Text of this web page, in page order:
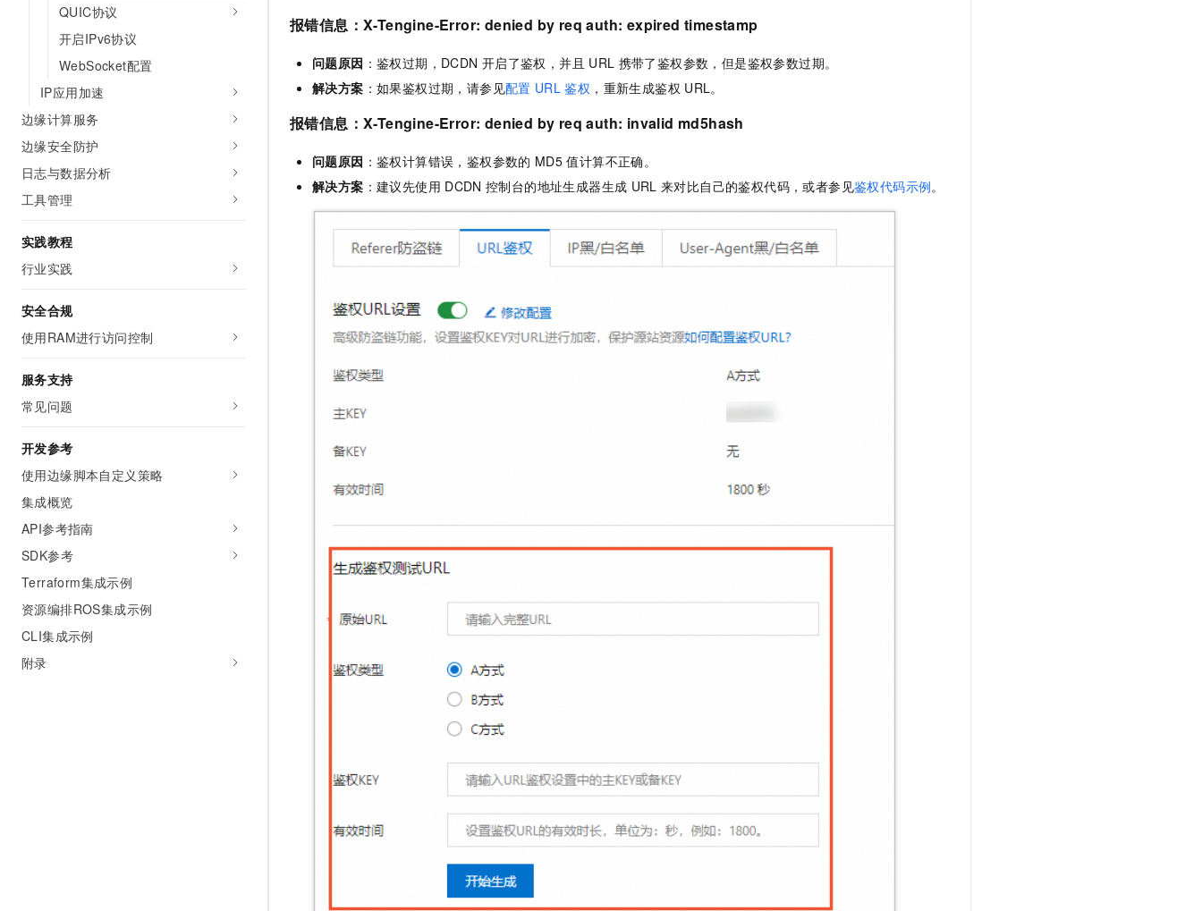
QUIC协议
开启IPv6协议
WebSocket配置
IP应用加速
边缘计算服务
边缘安全防护
日志与数据分析
工具管理
实践教程
行业实践
安全合规
使用RAM进行访问控制
服务支持
常见问题
开发参考
使用边缘脚本自定义策略
集成概览
API参考指南
SDK参考
Terraform集成示例
资源编排ROS集成示例
CLI集成示例
附录
报错信息： X-Tengine-Error: denied by req auth: expired timestamp
问题原因 ：鉴权过期， DCDN 开启了鉴权，并且 URL 携带了鉴权参数，但是鉴权参数过期。
解决方案 ：如果鉴权过期，请参见配置 URL 鉴权 ，重新生成鉴权 URL。
报错信息： X-Tengine-Error: denied by req auth: invalid md5hash
问题原因 ：鉴权计算错误，鉴权参数的 MD5 值计算不正确。
解决方案 ：建议先使用 DCDN 控制台的地址生成器生成 URL 来对比自己的鉴权代码，或者参见鉴权代码示例。